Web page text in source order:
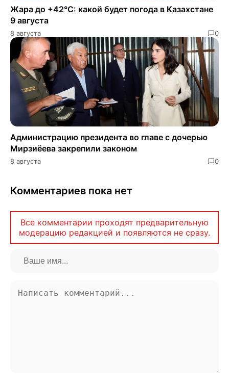
Жара до +42°C: какой будет погода в Казахстане
9 августа
8 августа 0
Администрацию президента во главе с дочерью
Мирзиёева закрепили законом
8 августа 0
Комментариев пока нет
Все комментарии проходят предварительную
модерацию редакцией и появляются не сразу.